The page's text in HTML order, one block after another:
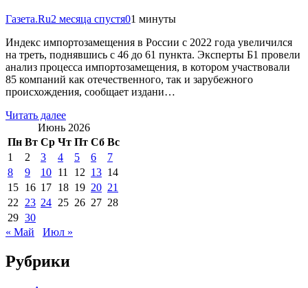
Газета.Ru2 месяца спустя01 минуты
Индекс импортозамещения в России с 2022 года увеличился
на треть, поднявшись с 46 до 61 пункта. Эксперты Б1 провели
анализ процесса импортозамещения, в котором участвовали
85 компаний как отечественного, так и зарубежного
происхождения, сообщает издани…
Читать далее
Июнь 2026
Пн Вт Ср Чт Пт Сб Вс
1
2 3 4 5 6
7
8
9 10 11 12 13 14
15 16 17 18 19 20 21
22
23 24 25 26 27 28
29 30
« Май
Июл »
Рубрики